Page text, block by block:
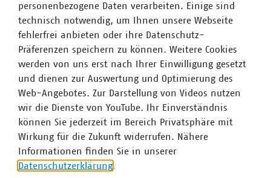
Anna Leena Wacker
Senior-Referentin für Kreislaufwirtschaft und
personenbezogene Daten verarbeiten. Einige sind
technisch notwendig, um Ihnen unsere Webseite
fehlerfrei anbieten oder ihre Datenschutz-
Präferenzen speichern zu können. Weitere Cookies
werden von uns erst nach Ihrer Einwilligung gesetzt
und dienen zur Auswertung und Optimierung des
Web-Angebotes. Zur Darstellung von Videos nutzen
wir die Dienste von YouTube. Ihr Einverständnis
können Sie jederzeit im Bereich Privatsphäre mit
Wirkung für die Zukunft widerrufen. Nähere
Informationen finden Sie in unserer
Datenschutzerklärung.